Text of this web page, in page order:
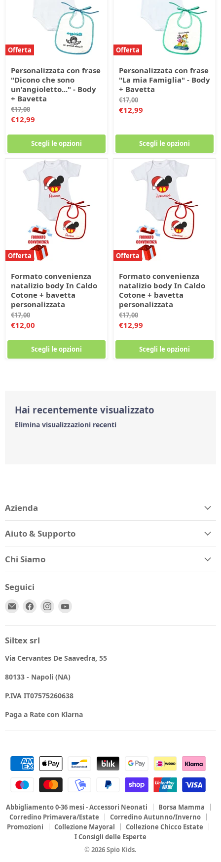
Offerta
Personalizzata con frase
"Dicono che sono
un'angioletto..." - Body
+ Bavetta
Prezzo
originale
€17,00
Prezzo
€12,99
Scegli le opzioni
Offerta
Personalizzata con frase
"La mia Famiglia" - Body
+ Bavetta
Prezzo
originale
€17,00
Prezzo
€12,99
Scegli le opzioni
Offerta
Formato convenienza
natalizio body In Caldo
Cotone + bavetta
personalizzata
Prezzo
originale
€17,00
Prezzo
€12,00
Scegli le opzioni
Offerta
Formato convenienza
natalizio body In Caldo
Cotone + bavetta
personalizzata
Prezzo
originale
€17,00
Prezzo
€12,99
Scegli le opzioni
Hai recentemente visualizzato
Elimina visualizzazioni recenti
Azienda
Aiuto & Supporto
Chi Siamo
Seguici
Email
Trovaci Trovaci
Siltex srl
Via Cervantes De Saavedra, 55
80133 - Napoli (NA)
P.IVA IT07575260638
Paga a Rate con Klarna
Abbigliamento 0-36 mesi - Accessori Neonati
Borsa Mamma
Corredino Primavera/Estate
Corredino Autunno/Inverno
Promozioni
Collezione Mayoral
Collezione Chicco Estate
I Consigli delle Esperte
© 2026 Spio Kids.